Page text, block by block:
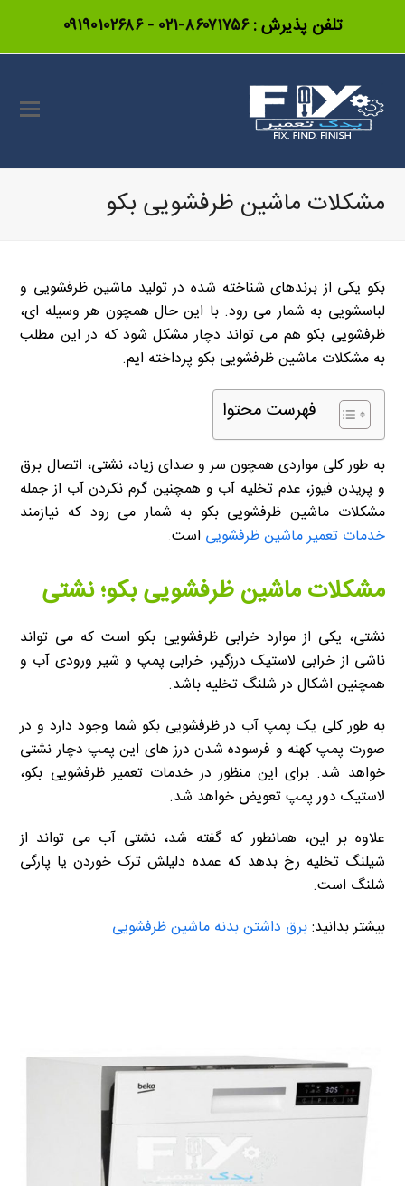
تلفن پذیرش :۸۶۰۷۱۷۵۶-۰۲۱ -۰۹۱۹۰۱۰۲۶۸۶
مشکلات ماشین ظرفشویی بکو
بکو یکی از برندهای شناخته شده در تولید ماشین ظرفشویی و
لباسشویی به شمار می رود. با این حال همچون هر وسیله ای،
ظرفشویی بکو هم می تواند دچار مشکل شود که در این مطلب
به مشکلات ماشین ظرفشویی بکو پرداخته ایم.
فهرست محتوا
به طور کلی مواردی همچون سر و صدای زیاد، نشتی، اتصال برق
و پریدن فیوز، عدم تخلیه آب و همچنین گرم نکردن آب از جمله
مشکلات ماشین ظرفشویی بکو به شمار می رود که نیازمند
خدمات تعمیر ماشین ظرفشویی است.
مشکلات ماشین ظرفشویی بکو؛ نشتی
نشتی، یکی از موارد خرابی ظرفشویی بکو است که می تواند
ناشی از خرابی لاستیک درزگیر، خرابی پمپ و شیر ورودی آب و
همچنین اشکال در شلنگ تخلیه باشد.
به طور کلی یک پمپ آب در ظرفشویی بکو شما وجود دارد و در
صورت پمپ کهنه و فرسوده شدن درز های این پمپ دچار نشتی
خواهد شد. برای این منظور در خدمات تعمیر ظرفشویی بکو،
لاستیک دور پمپ تعویض خواهد شد.
علاوه بر این، همانطور که گفته شد، نشتی آب می تواند از
شیلنگ تخلیه رخ بدهد که عمده دلیلش ترک خوردن یا پارگی
شلنگ است.
بیشتر بدانید:برق داشتن بدنه ماشین ظرفشویی